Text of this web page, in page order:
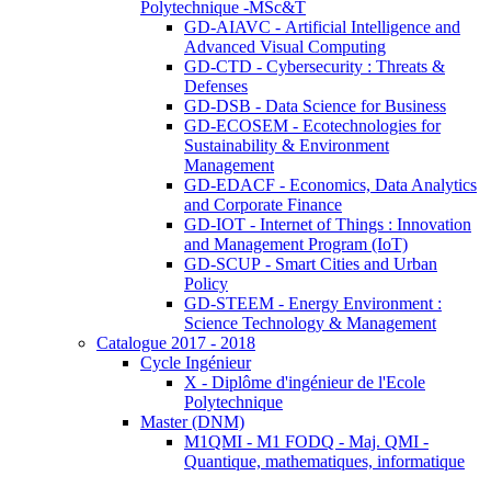
Polytechnique -MSc&T
GD-AIAVC - Artificial Intelligence and
Advanced Visual Computing
GD-CTD - Cybersecurity : Threats &
Defenses
GD-DSB - Data Science for Business
GD-ECOSEM - Ecotechnologies for
Sustainability & Environment
Management
GD-EDACF - Economics, Data Analytics
and Corporate Finance
GD-IOT - Internet of Things : Innovation
and Management Program (IoT)
GD-SCUP - Smart Cities and Urban
Policy
GD-STEEM - Energy Environment :
Science Technology & Management
Catalogue 2017 - 2018
Cycle Ingénieur
X - Diplôme d'ingénieur de l'Ecole
Polytechnique
Master (DNM)
M1QMI - M1 FODQ - Maj. QMI -
Quantique, mathematiques, informatique